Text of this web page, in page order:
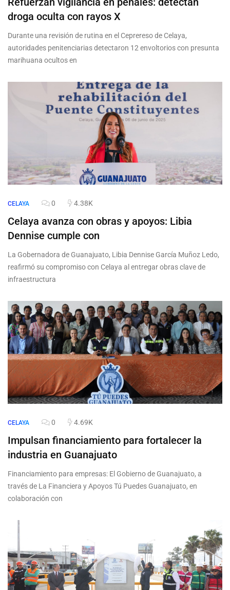
droga oculta con rayos X
Durante una revisión de rutina en el Ceprereso de Celaya,
autoridades penitenciarias detectaron 12 envoltorios con presunta
marihuana ocultos en
CELAYA 0 4.38K
Celaya avanza con obras y apoyos: Libia
Dennise cumple con
La Gobernadora de Guanajuato, Libia Dennise García Muñoz Ledo,
reafirmó su compromiso con Celaya al entregar obras clave de
infraestructura
CELAYA 0 4.69K
Impulsan financiamiento para fortalecer la
industria en Guanajuato
Financiamiento para empresas: El Gobierno de Guanajuato, a
través de La Financiera y Apoyos Tú Puedes Guanajuato, en
colaboración con